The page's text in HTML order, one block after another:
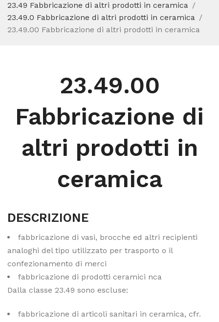
CODICE FISCALE
23.49 Fabbricazione di altri prodotti in ceramica
23.49.0 Fabbricazione di altri prodotti in ceramica
23.49.00 Fabbricazione di altri prodotti in ceramica
23.49.00
Fabbricazione di
altri prodotti in
ceramica
DESCRIZIONE
fabbricazione di vasi, brocche ed altri recipienti
analoghi del tipo utilizzato per trasporto o il
confezionamento di merci
fabbricazione di prodotti ceramici nca
Dalla classe 23.49 sono escluse:
fabbricazione di articoli sanitari in ceramica, cfr.